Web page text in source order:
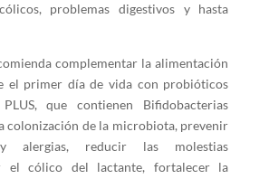
problemas digestivos y hasta
complementar la alimentación
el primer día de vida con probióticos
que contienen Bifidobacterias
colonización de la microbiota, prevenir
y alergias, reducir las molestias
el cólico del lactante, fortalecer la